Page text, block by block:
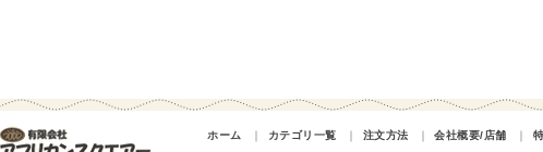
ホーム ｜ カテゴリ一覧 ｜ 注文方法 ｜ 会社概要/店舗 ｜